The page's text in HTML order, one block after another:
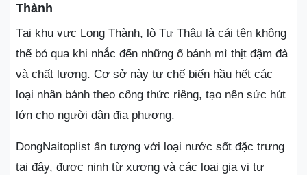
Thành
Tại khu vực Long Thành, lò Tư Thâu là cái tên không
thể bỏ qua khi nhắc đến những ổ bánh mì thịt đậm đà
và chất lượng. Cơ sở này tự chế biến hầu hết các
loại nhân bánh theo công thức riêng, tạo nên sức hút
lớn cho người dân địa phương.
DongNaitoplist ấn tượng với loại nước sốt đặc trưng
tại đây, được ninh từ xương và các loại gia vị tự